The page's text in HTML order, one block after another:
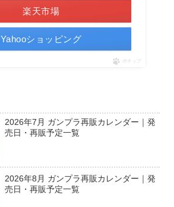
楽天市場
Yahooショッピング
ポチップ
2026年7月 ガンプラ再販カレンダー｜発
売日・再販予定一覧
2026年8月 ガンプラ再販カレンダー｜発
売日・再販予定一覧